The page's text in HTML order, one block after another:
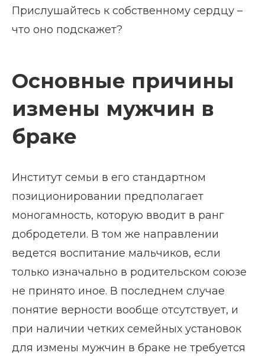
Прислушайтесь к собственному сердцу –
что оно подскажет?
Основные причины
измены мужчин в
браке
Институт семьи в его стандартном
позиционировании предполагает
моногамность, которую вводит в ранг
добродетели. В том же направлении
ведется воспитание мальчиков, если
только изначально в родительском союзе
не принято иное. В последнем случае
понятие верности вообще отсутствует, и
при наличии четких семейных установок
для измены мужчин в браке не требуется